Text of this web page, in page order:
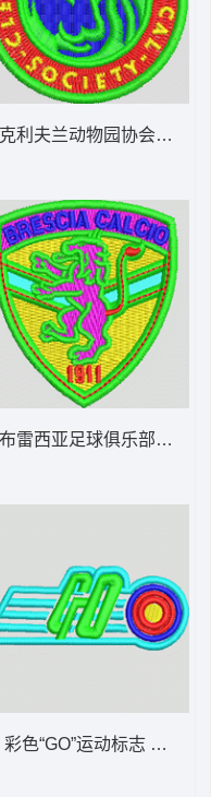
徽章男
本田标志刺绣图案 本田 honda 章仔标志布
男
彩色“GO”运动标志 章仔标